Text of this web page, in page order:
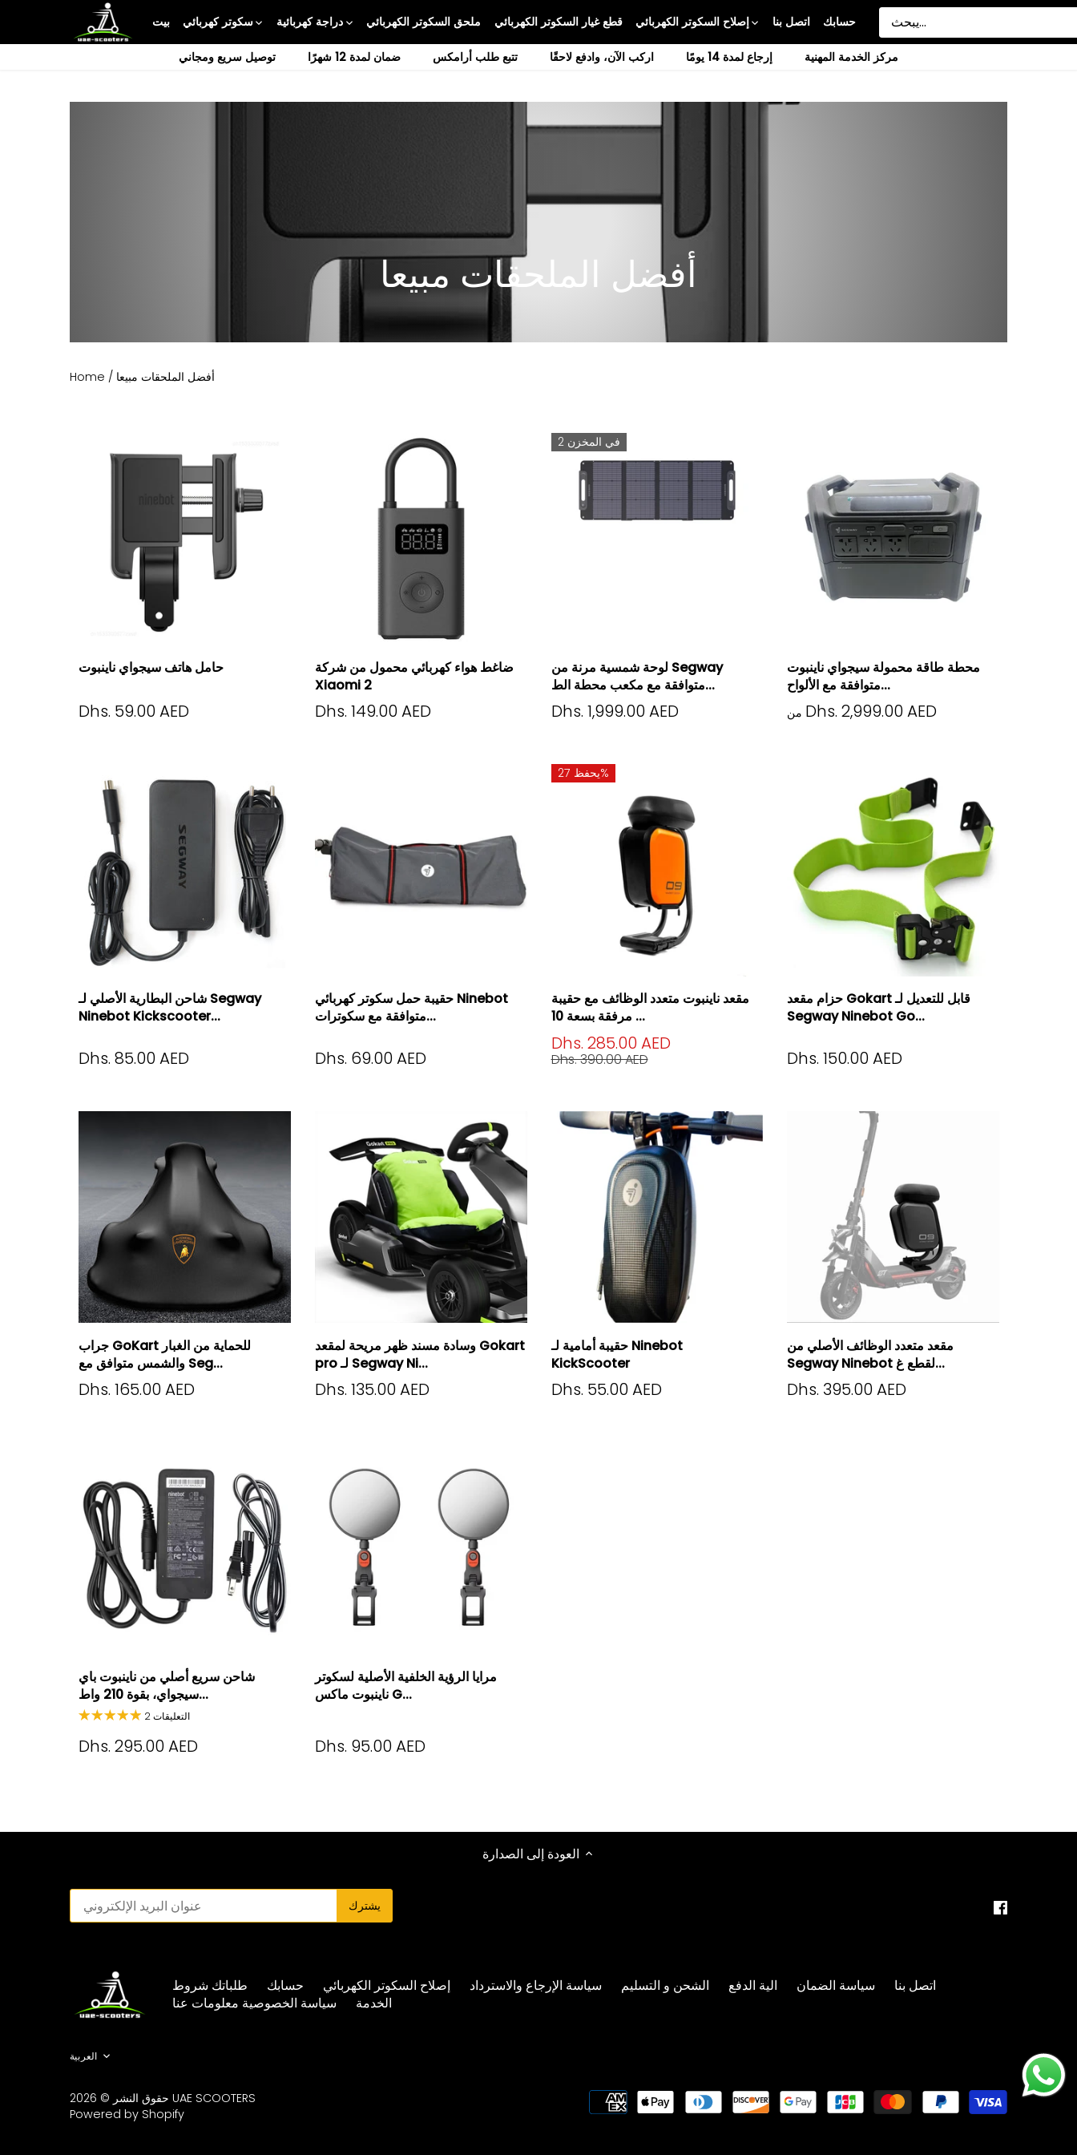
المحتوى
بيت سكوتر كهربائي دراجة كهربائية ملحق السكوتر الكهربائي قطع غيار السكوتر الكهربائي إصلاح السكوتر الكهربائي اتصل بنا حسابك
توصيل سريع ومجاني ضمان لمدة 12 شهرًا تتبع طلب أرامكس اركب الآن، وادفع لاحقًا إرجاع لمدة 14 يومًا مركز الخدمة المهنية
أفضل الملحقات مبيعا
Home / أفضل الملحقات مبيعا
حامل هاتف سيجواي ناينبوت
Dhs. 59.00 AED
ضاغط هواء كهربائي محمول من شركة
Xiaomi 2
Dhs. 149.00 AED
2 في المخزن
لوحة شمسية مرنة من Segway
متوافقة مع مكعب محطة الط...
Dhs. 1,999.00 AED
محطة طاقة محمولة سيجواي ناينبوت
متوافقة مع الألواح...
من Dhs. 2,999.00 AED
شاحن البطارية الأصلي لـ Segway
Ninebot Kickscooter...
Dhs. 85.00 AED
حقيبة حمل سكوتر كهربائي Ninebot
متوافقة مع سكوترات...
Dhs. 69.00 AED
يحفظ 27%
مقعد ناينبوت متعدد الوظائف مع حقيبة
مرفقة بسعة 10 ...
Dhs. 285.00 AED
Dhs. 390.00 AED
حزام مقعد Gokart قابل للتعديل لـ
Segway Ninebot Go...
Dhs. 150.00 AED
جراب GoKart للحماية من الغبار
والشمس متوافق مع Seg...
Dhs. 165.00 AED
وسادة مسند ظهر مريحة لمقعد Gokart
pro لـ Segway Ni...
Dhs. 135.00 AED
حقيبة أمامية لـ Ninebot
KickScooter
Dhs. 55.00 AED
مقعد متعدد الوظائف الأصلي من
Segway Ninebot لقطع غ...
Dhs. 395.00 AED
شاحن سريع أصلي من ناينبوت باي
سيجواي، بقوة 210 واط...
2 التعليقات
Dhs. 295.00 AED
مرايا الرؤية الخلفية الأصلية لسكوتر
ناينبوت ماكس G...
Dhs. 95.00 AED
العودة إلى الصدارة
اتصل بنا سياسة الضمان الية الدفع الشحن و التسليم سياسة الإرجاع والاسترداد إصلاح السكوتر الكهربائي حسابك طلباتك شروط
الخدمة
سياسة الخصوصية معلومات عنا
Language
العربية
حقوق النشر © 2026UAE SCOOTERS
Powered by Shopify